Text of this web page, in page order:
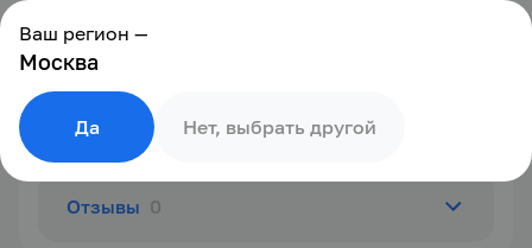
Отзывы 0
Ваш регион —
Москва
Нет, выбрать другой
Да